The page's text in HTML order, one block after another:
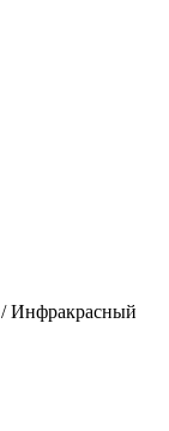
/ Инфракрасный